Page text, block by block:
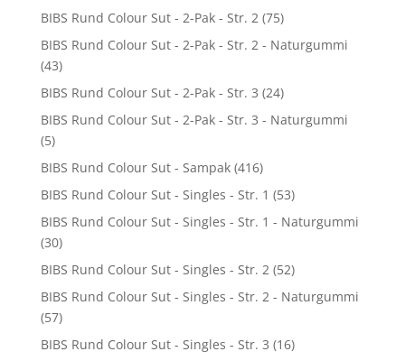
BIBS Rund Colour Sut - 2-Pak - Str. 2 (75)
BIBS Rund Colour Sut - 2-Pak - Str. 2 - Naturgummi
(43)
BIBS Rund Colour Sut - 2-Pak - Str. 3 (24)
BIBS Rund Colour Sut - 2-Pak - Str. 3 - Naturgummi
(5)
BIBS Rund Colour Sut - Sampak (416)
BIBS Rund Colour Sut - Singles - Str. 1 (53)
BIBS Rund Colour Sut - Singles - Str. 1 - Naturgummi
(30)
BIBS Rund Colour Sut - Singles - Str. 2 (52)
BIBS Rund Colour Sut - Singles - Str. 2 - Naturgummi
(57)
BIBS Rund Colour Sut - Singles - Str. 3 (16)